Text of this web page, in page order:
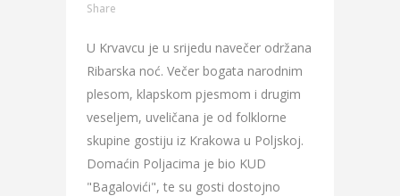
Share
U Krvavcu je u srijedu navečer održana
Ribarska noć. Večer bogata narodnim
plesom, klapskom pjesmom i drugim
veseljem, uveličana je od folklorne
skupine gostiju iz Krakowa u Poljskoj.
Domaćin Poljacima je bio KUD
"Bagalovići", te su gosti dostojno